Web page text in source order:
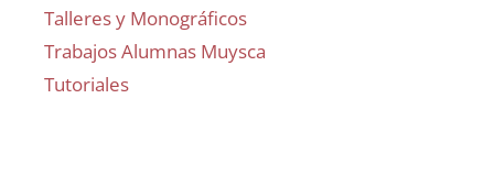
Talleres y Monográficos
Trabajos Alumnas Muysca
Tutoriales